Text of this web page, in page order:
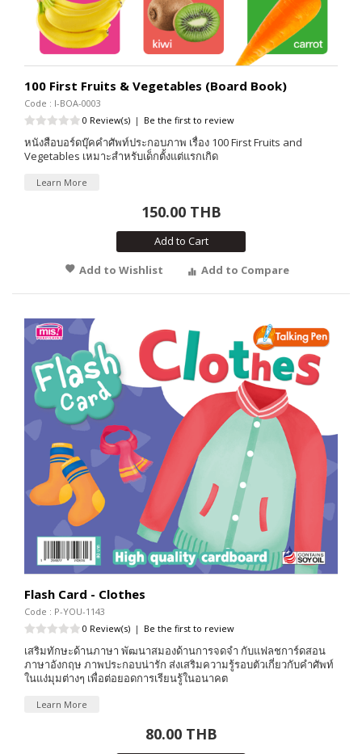
100 First Fruits & Vegetables (Board Book)
Code : I-BOA-0003
0 Review(s) | Be the first to review
หนังสือบอร์ดบุ๊คคำศัพท์ประกอบภาพ เรื่อง 100 First Fruits and
Vegetables เหมาะสำหรับเด็กตั้งแต่แรกเกิด
Learn More
150.00 THB
Add to Cart
Add to Wishlist
Add to Compare
Flash Card - Clothes
Code : P-YOU-1143
0 Review(s) | Be the first to review
เสริมทักษะด้านภาษา พัฒนาสมองด้านการจดจำ กับแฟลชการ์ดสอน
ภาษาอังกฤษ ภาพประกอบน่ารัก ส่งเสริมความรู้รอบตัวเกี่ยวกับคำศัพท์
ในแง่มุมต่างๆ เพื่อต่อยอดการเรียนรู้ในอนาคต
Learn More
80.00 THB